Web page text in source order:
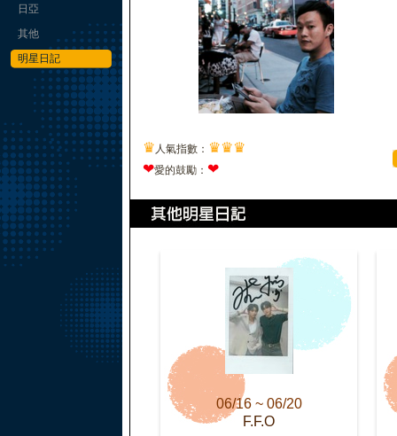
日亞
其他
明星日記
♛ 人氣指數： ♛♛♛
❤愛的鼓勵： ❤
06/16 ~ 06/20
F.F.O